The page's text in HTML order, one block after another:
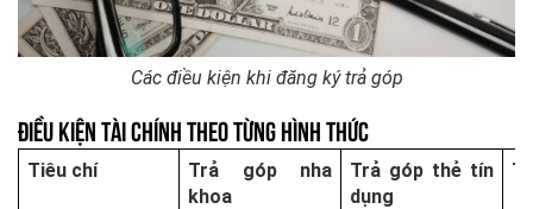
Các điều kiện khi đăng ký trả góp
Điều Kiện Tài Chính Theo Từng Hình Thức
Tiêu chí
Trả góp nha
khoa
Trả góp thẻ tín
dụng